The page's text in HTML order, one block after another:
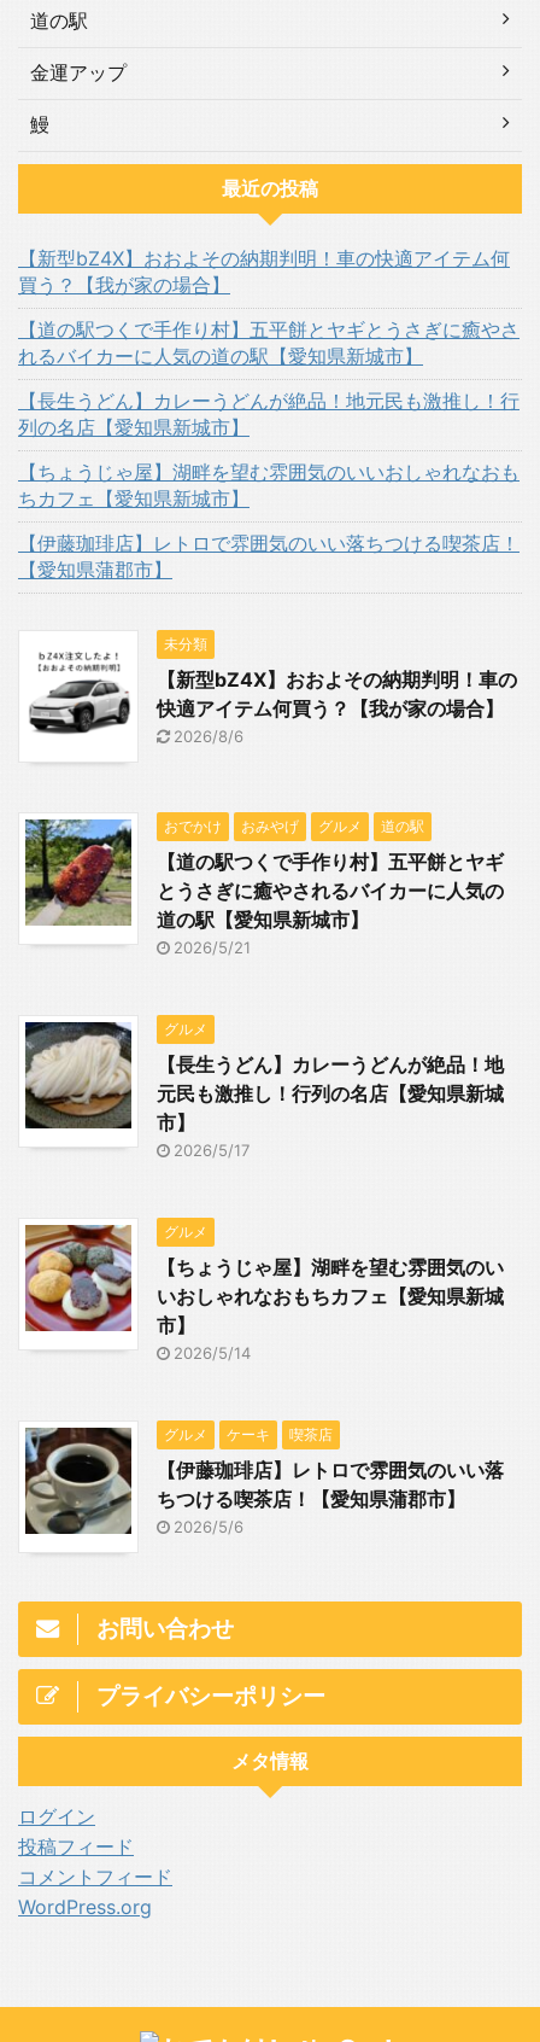
道の駅
金運アップ
鰻
最近の投稿
【新型bZ4X】おおよその納期判明！車の快適アイテム何
買う？【我が家の場合】
【道の駅つくで手作り村】五平餅とヤギとうさぎに癒やさ
れるバイカーに人気の道の駅【愛知県新城市】
【長生うどん】カレーうどんが絶品！地元民も激推し！行
列の名店【愛知県新城市】
【ちょうじゃ屋】湖畔を望む雰囲気のいいおしゃれなおも
ちカフェ【愛知県新城市】
【伊藤珈琲店】レトロで雰囲気のいい落ちつける喫茶店！
【愛知県蒲郡市】
未分類
【新型bZ4X】おおよその納期判明！車の
快適アイテム何買う？【我が家の場合】
2026/8/6
おでかけ おみやげ グルメ 道の駅
【道の駅つくで手作り村】五平餅とヤギ
とうさぎに癒やされるバイカーに人気の
道の駅【愛知県新城市】
2026/5/21
グルメ
【長生うどん】カレーうどんが絶品！地
元民も激推し！行列の名店【愛知県新城
市】
2026/5/17
グルメ
【ちょうじゃ屋】湖畔を望む雰囲気のい
いおしゃれなおもちカフェ【愛知県新城
市】
2026/5/14
グルメ ケーキ 喫茶店
【伊藤珈琲店】レトロで雰囲気のいい落
ちつける喫茶店！【愛知県蒲郡市】
2026/5/6
お問い合わせ
プライバシーポリシー
メタ情報
ログイン
投稿フィード
コメントフィード
WordPress.org